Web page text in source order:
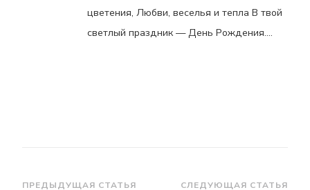
цветения, Любви, веселья и тепла В твой
светлый праздник — День Рождения....
ПРЕДЫДУЩАЯ СТАТЬЯ СЛЕДУЮЩАЯ СТАТЬЯ